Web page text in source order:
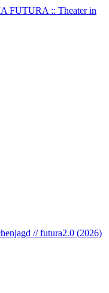
FUTURA :: Theater in
// futura2.0 (2026)